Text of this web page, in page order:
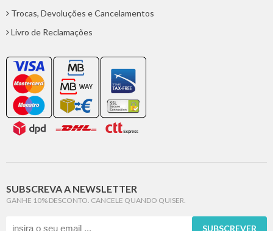
Trocas, Devoluções e Cancelamentos
Livro de Reclamações
SUBSCREVA A NEWSLETTER
GANHE 10% DESCONTO. CANCELE QUANDO QUISER.
SUBSCREVER